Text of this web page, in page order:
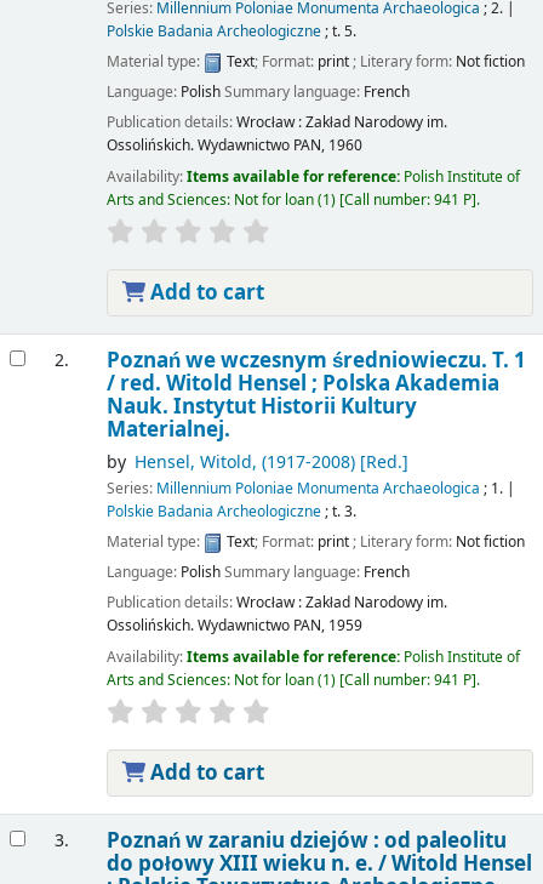
Series: Millennium Poloniae Monumenta Archaeologica ; 2.|
Polskie Badania Archeologiczne; t. 5.
Material type:
Text; Format: print; Literary form: Not fiction
Language: PolishSummary language: French
Publication details:Wrocław :Zakład Narodowy im.
Ossolińskich. Wydawnictwo PAN, 1960
Availability:Items available for reference: Polish Institute of
Arts and Sciences: Not for loan(1) Call number:941 P .
Add to cart
2. Poznań we wczesnym średniowieczu. T. 1
/ red. Witold Hensel ; Polska Akademia
Nauk. Instytut Historii Kultury
Materialnej.
by Hensel, Witold, (1917-2008)[Red.]
Series: Millennium Poloniae Monumenta Archaeologica ; 1.|
Polskie Badania Archeologiczne; t. 3.
Material type:
Text; Format: print; Literary form: Not fiction
Language: PolishSummary language: French
Publication details:Wrocław :Zakład Narodowy im.
Ossolińskich. Wydawnictwo PAN, 1959
Availability:Items available for reference: Polish Institute of
Arts and Sciences: Not for loan(1) Call number:941 P .
Add to cart
3. Poznań w zaraniu dziejów : od paleolitu
do połowy XIII wieku n. e. /Witold Hensel